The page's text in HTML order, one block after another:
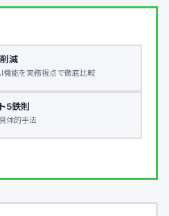
減
能を実務視点で徹底比較
5鉄則
体的手法